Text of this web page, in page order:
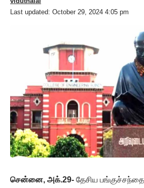
Last updated: October 29, 2024 4:05 pm
சென்னை, அக்.29- தேசிய